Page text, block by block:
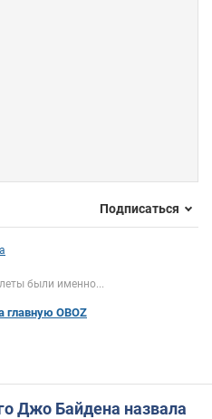
Подписаться
были именно...
главную OBOZ
Джо Байдена назвала